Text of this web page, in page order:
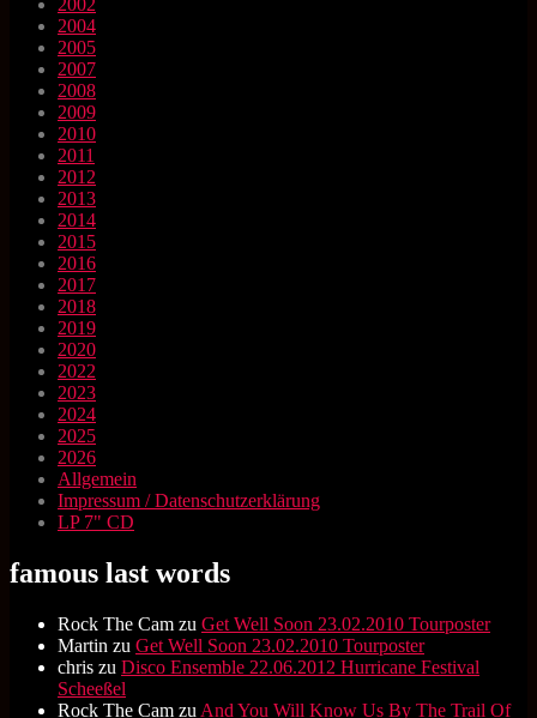
2002
2004
2005
2007
2008
2009
2010
2011
2012
2013
2014
2015
2016
2017
2018
2019
2020
2022
2023
2024
2025
2026
Allgemein
Impressum / Datenschutzerklärung
LP 7" CD
famous last words
Rock The Cam zu Get Well Soon 23.02.2010 Tourposter
Martin zu Get Well Soon 23.02.2010 Tourposter
chris zu Disco Ensemble 22.06.2012 Hurricane Festival
Scheeßel
Rock The Cam zu And You Will Know Us By The Trail Of